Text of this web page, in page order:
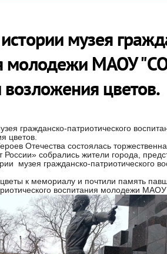
музея
молодежи МАОУ
цветов.
гражданско-патриотического
цветов.
Отечества состоялась
собрались жители города,
музея гражданско-
к мемориалу и почтили память
воспитания молодежи